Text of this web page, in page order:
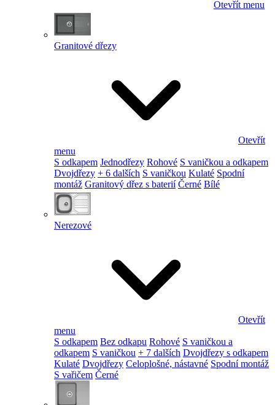
Otevřít menu
Granitové dřezy
Otevřít
menu
S odkapem Jednodřezy Rohové S vaničkou a odkapem
Dvojdřezy + 6 dalších S vaničkou Kulaté Spodní
montáž Granitový dřez s baterií Černé Bílé
Nerezové
Otevřít
menu
S odkapem Bez odkapu Rohové S vaničkou a
odkapem S vaničkou + 7 dalších Dvojdřezy s odkapem
Kulaté Dvojdřezy Celoplošné, nástavné Spodní montáž
S vařičem Černé